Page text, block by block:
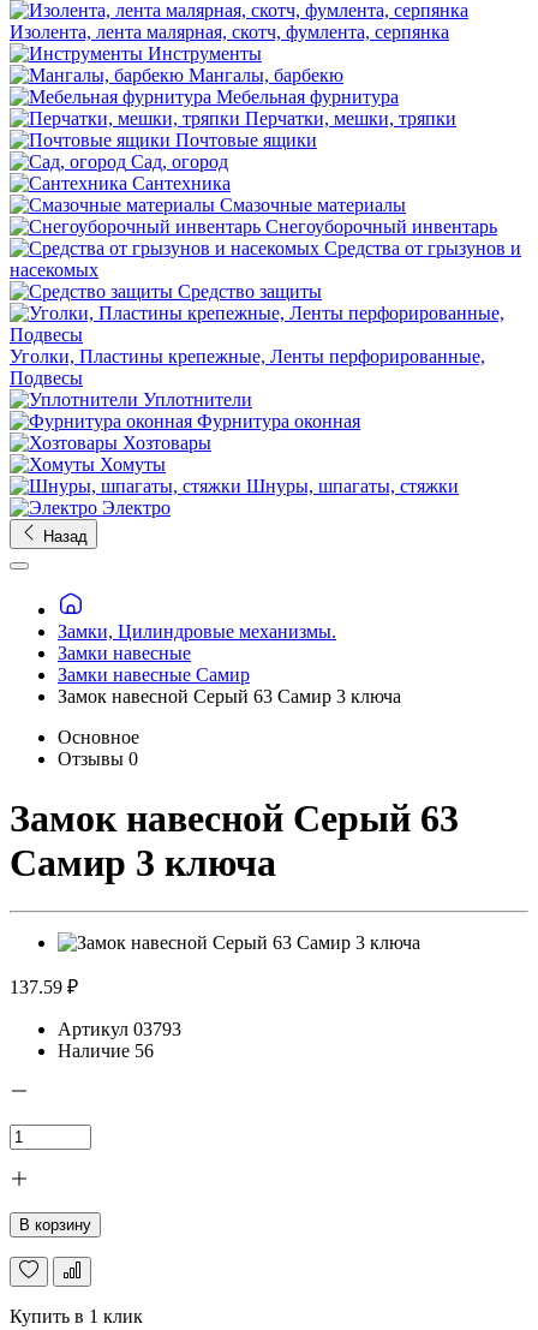
Изолента, лента малярная, скотч, фумлента, серпянка
Инструменты
Мангалы, барбекю
Мебельная фурнитура
Перчатки, мешки, тряпки
Почтовые ящики
Сад, огород
Сантехника
Смазочные материалы
Снегоуборочный инвентарь
Средства от грызунов и
насекомых
Средство защиты
Уголки, Пластины крепежные, Ленты перфорированные,
Подвесы
Уплотнители
Фурнитура оконная
Хозтовары
Хомуты
Шнуры, шпагаты, стяжки
Электро
Назад
Замки, Цилиндровые механизмы.
Замки навесные
Замки навесные Самир
Замок навесной Серый 63 Самир 3 ключа
Основное
Отзывы 0
Замок навесной Серый 63
Самир 3 ключа
137.59 ₽
Артикул 03793
Наличие 56
В корзину
Купить в 1 клик